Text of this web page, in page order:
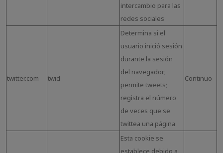
intercambio para las
redes sociales
twitter.com twid
Determina si el
usuario inició sesión
durante la sesión
del navegador;
permite tweets;
registra el número
de veces que se
twittea una página
Continuo
Esta cookie se
establece debido a